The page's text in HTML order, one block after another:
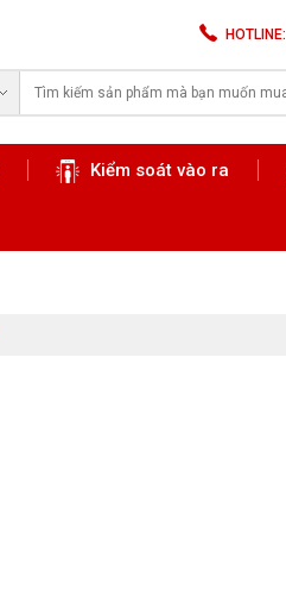
HOTLINE:
Kiểm soát vào ra